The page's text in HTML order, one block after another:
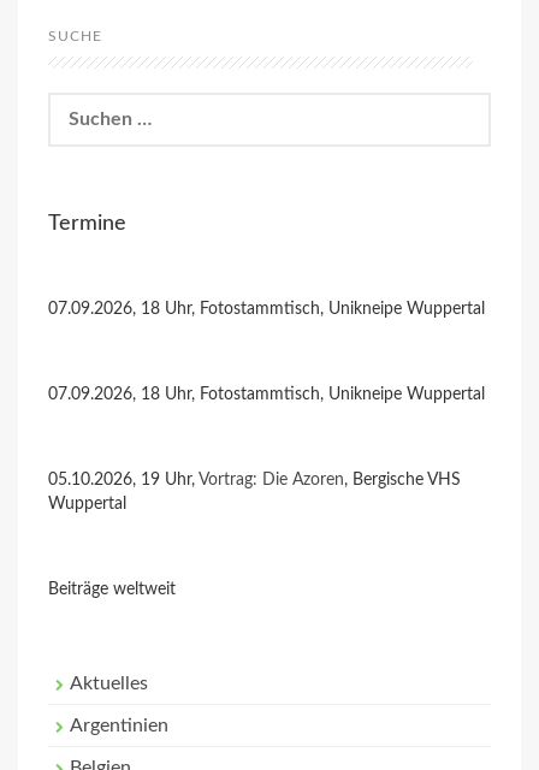
SUCHE
nach:
Termine
07.09.2026, 18 Uhr, Fotostammtisch, Unikneipe Wuppertal
07.09.2026, 18 Uhr, Fotostammtisch, Unikneipe Wuppertal
05.10.2026, 19 Uhr, Vortrag: Die Azoren, Bergische VHS
Wuppertal
Beiträge weltweit
Aktuelles
Argentinien